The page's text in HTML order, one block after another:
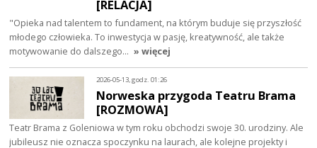
[RELACJA]
"Opieka nad talentem to fundament, na którym buduje się przyszłość
młodego człowieka. To inwestycja w pasję, kreatywność, ale także
motywowanie do dalszego… » więcej
2026-05-13, godz. 01:26
Norweska przygoda Teatru Brama
[ROZMOWA]
Teatr Brama z Goleniowa w tym roku obchodzi swoje 30. urodziny. Ale
jubileusz nie oznacza spoczynku na laurach, ale kolejne projekty i